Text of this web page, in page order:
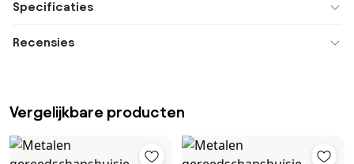
Specificaties
Recensies
Vergelijkbare producten